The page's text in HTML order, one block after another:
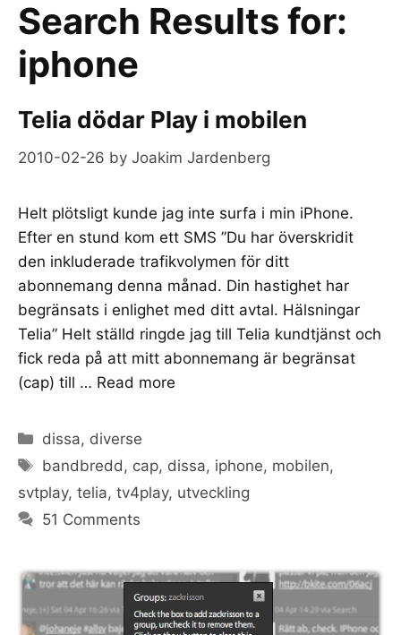
Search Results for:
iphone
Telia dödar Play i mobilen
2010-02-26 by Joakim Jardenberg
Helt plötsligt kunde jag inte surfa i min iPhone.
Efter en stund kom ett SMS ”Du har överskridit
den inkluderade trafikvolymen för ditt
abonnemang denna månad. Din hastighet har
begränsats i enlighet med ditt avtal. Hälsningar
Telia” Helt ställd ringde jag till Telia kundtjänst och
fick reda på att mitt abonnemang är begränsat
(cap) till … Read more
Categories
dissa, diverse
Tags
bandbredd , cap, dissa, iphone, mobilen,
svtplay, telia, tv4play, utveckling
51 Comments